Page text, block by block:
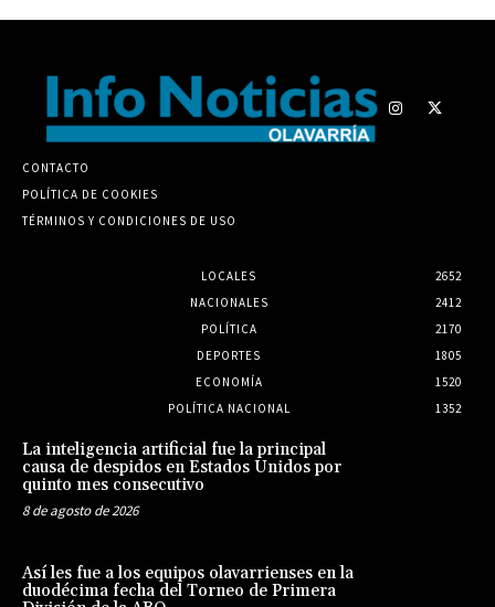
CONTACTO
POLÍTICA DE COOKIES
TÉRMINOS Y CONDICIONES DE USO
LOCALES
2652
NACIONALES
2412
POLÍTICA
2170
DEPORTES
1805
ECONOMÍA
1520
POLÍTICA NACIONAL
1352
La inteligencia artificial fue la principal
causa de despidos en Estados Unidos por
quinto mes consecutivo
8 de agosto de 2026
Así les fue a los equipos olavarrienses en la
duodécima fecha del Torneo de Primera